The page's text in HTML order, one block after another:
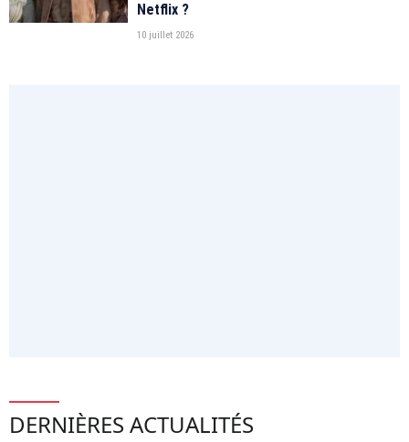
Netflix ?
10 juillet 2026
DERNIÈRES ACTUALITÉS